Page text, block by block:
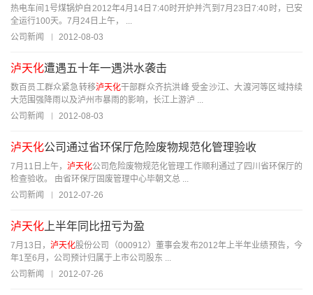
热电车间1号煤锅炉自2012年4月14日7:40时开炉并汽到7月23日7:40时，已安
全运行100天。7月24日上午， ...
公司新闻
2012-08-03
泸天化遭遇五十年一遇洪水袭击
数百员工群众紧急转移泸天化干部群众齐抗洪峰 受金沙江、大渡河等区域持续
大范围强降雨以及泸州市暴雨的影响，长江上游泸 ...
公司新闻
2012-08-03
泸天化公司通过省环保厅危险废物规范化管理验收
7月11日上午， 泸天化公司危险废物规范化管理工作顺利通过了四川省环保厅的
检查验收。 由省环保厅固废管理中心毕朝文总 ...
公司新闻
2012-07-26
泸天化 上半年同比扭亏为盈
7月13日， 泸天化股份公司（000912）董事会发布2012年上半年业绩预告，今
年1至6月，公司预计归属于上市公司股东 ...
公司新闻
2012-07-26